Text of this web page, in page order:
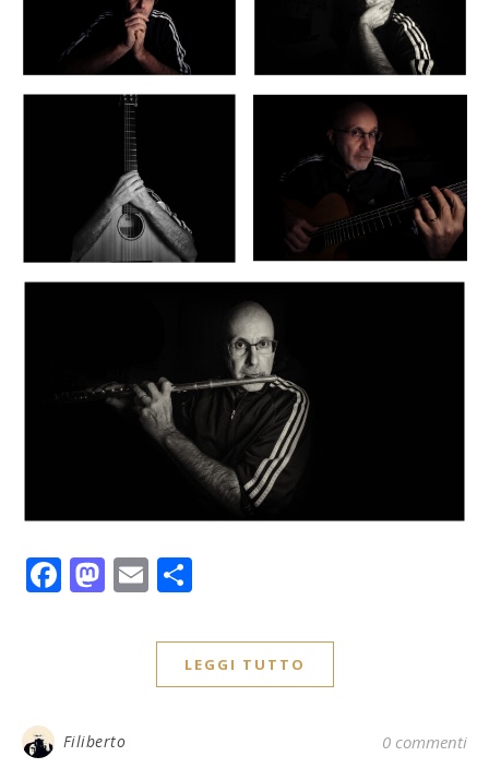
Facebook
Mastodon
Email
LEGGI TUTTO
Filiberto 0 commenti